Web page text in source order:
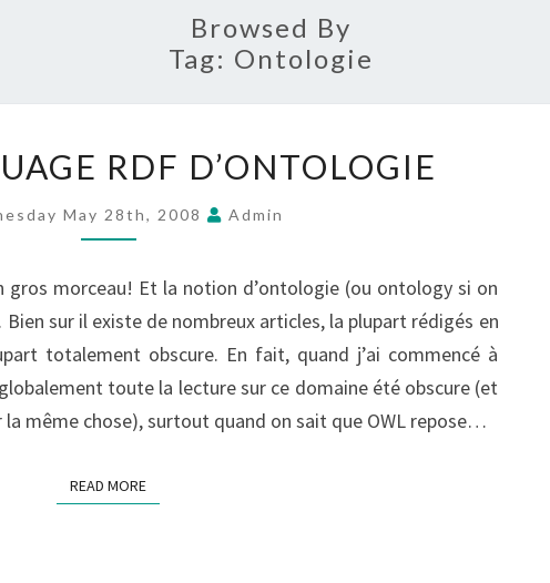
Browsed By
Tag: Ontologie
–
LANGUAGE
RDF
RDF D’ONTOLOGIE
May 28th, 2008 Admin
gros morceau! Et la notion d’ontologie (ou ontology si on
sur il existe de nombreux articles, la plupart rédigés en
totalement obscure. En fait, quand j’ai commencé à
toute la lecture sur ce domaine été obscure (et
même chose), surtout quand on sait que OWL repose…
READ MOREREAD MORE